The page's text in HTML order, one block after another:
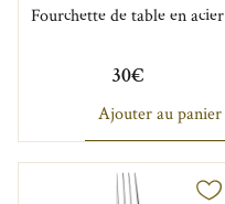
Fourchette de table en acier
30€
Ajouter au panier